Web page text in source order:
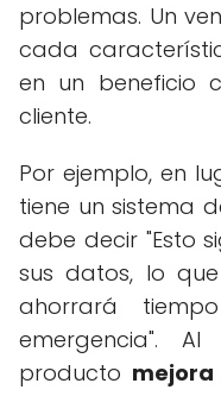
problemas. Un
cada
en un beneficio
cliente.
Por ejemplo, en
tiene un sistema
debe decir "Esto
sus datos, lo
ahorrará
emergencia".
producto